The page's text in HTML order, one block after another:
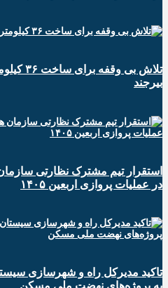
تلاش بی
بیرجند
استقرار تیم مشترک نظارتی
در عملیات پروازی اربعین ۱۴۰۵
تاکید مدیرکل راه و شهرسازی